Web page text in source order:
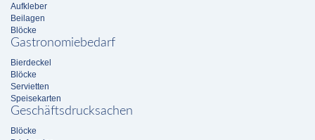
Aufkleber
Beilagen
Blöcke
Gastronomiebedarf
Bierdeckel
Blöcke
Servietten
Speisekarten
Geschäftsdrucksachen
Blöcke